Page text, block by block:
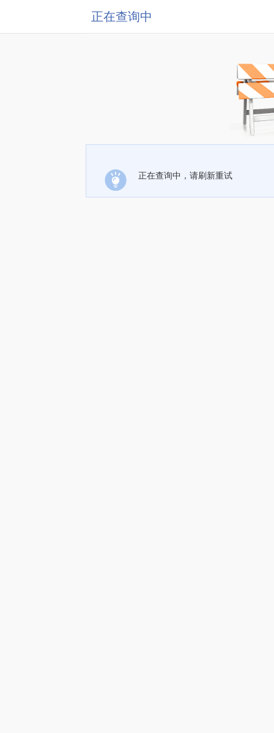
正在查询中
正在查询中，请刷新重试